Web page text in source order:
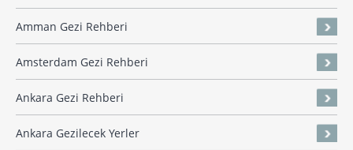
Amman Gezi Rehberi
Amsterdam Gezi Rehberi
Ankara Gezi Rehberi
Ankara Gezilecek Yerler